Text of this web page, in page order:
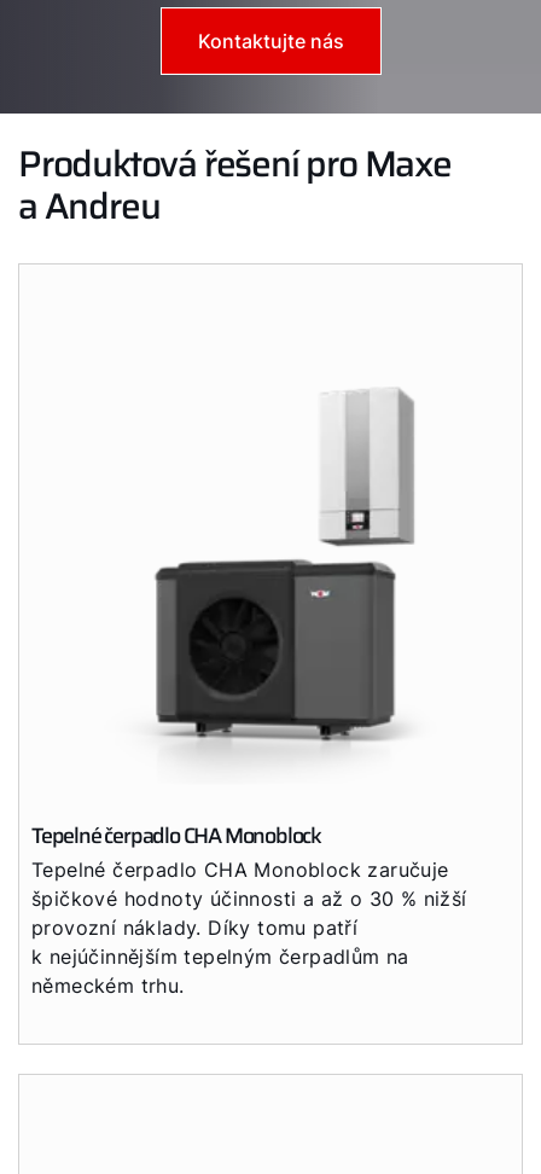
Kontaktujte nás
Produktová řešení pro Maxe
a Andreu
Tepelné čerpadlo CHA Monoblock
Tepelné čerpadlo CHA Monoblock zaručuje
špičkové hodnoty účinnosti a až o 30 % nižší
provozní náklady. Díky tomu patří
k nejúčinnějším tepelným čerpadlům na
německém trhu.